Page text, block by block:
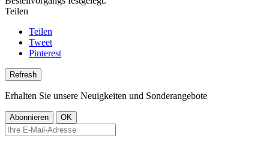
Teilen
Teilen
Tweet
Pinterest
Erhalten Sie unsere Neuigkeiten und Sonderangebote